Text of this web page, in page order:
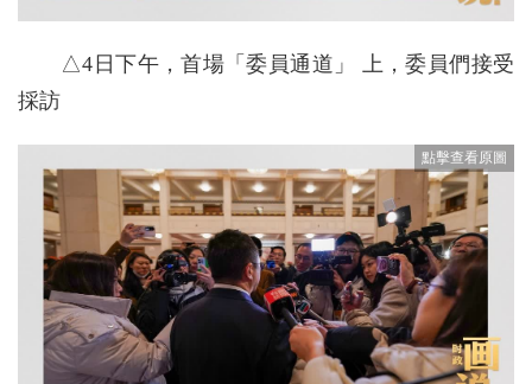
△4日下午，首場「委員通道」 上，委員們接受
採訪